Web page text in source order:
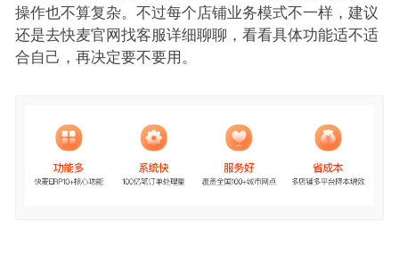
操作也不算复杂。不过每个店铺业务模式不一样，建议
还是去快麦官网找客服详细聊聊，看看具体功能适不适
合自己，再决定要不要用。